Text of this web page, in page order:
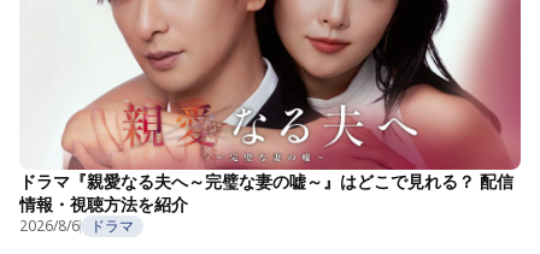
ドラマ『親愛なる夫へ～完璧な妻の嘘～』はどこで見れる？ 配信
情報・視聴方法を紹介
2026/8/6 ドラマ